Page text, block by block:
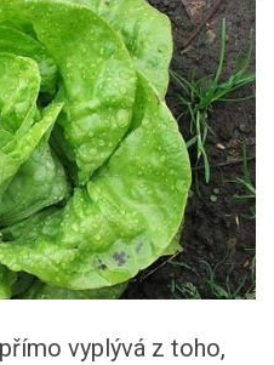
vyplývá z toho,